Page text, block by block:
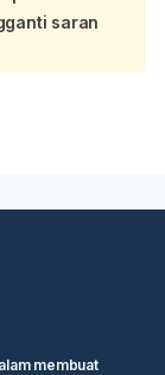
saran
membuat